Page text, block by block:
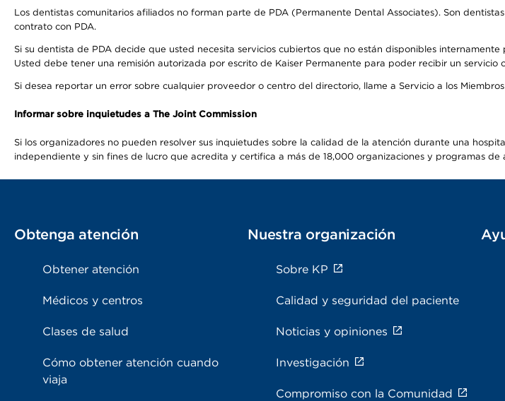
Los dentistas comunitarios afiliados no forman parte de PDA (Permanente Dental Associates). Son
contrato con PDA.
Si su dentista de PDA decide que usted necesita servicios cubiertos que no están disponibles
Usted debe tener una remisión autorizada por escrito de Kaiser Permanente para poder recibir un
Si desea reportar un error sobre cualquier proveedor o centro del directorio, llame a Servicio a los
Informar sobre inquietudes a The Joint Commission
Si los organizadores no pueden resolver sus inquietudes sobre la calidad de la atención durante una
independiente y sin fines de lucro que acredita y certifica a más de 18,000 organizaciones y programas de
Obtenga atención
Obtener atención
Médicos y centros
Clases de salud
Cómo obtener atención cuando
viaja
Nuestra organización
Sobre KP
Calidad y seguridad del paciente
Noticias y opiniones
Investigación
Compromiso con la Comunidad